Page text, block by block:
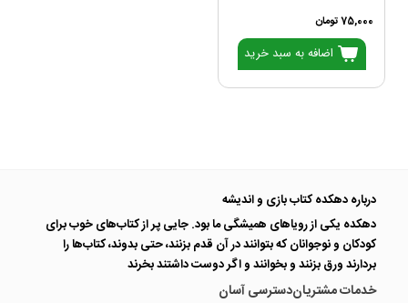
75,000 تومان
اضافه به سبد خرید
درباره دهکده کتاب بازی و اندیشه
دهکده یکی از رویاهای همیشگی ما بود. جایی پر از کتاب‌های خوب برای
کودکان و نوجوانان که بتوانند در آن قدم بزنند، حتی بدوند، کتاب‌ها را
بردارند ورق بزنند و بخوانند و اگر دوست داشتند بخرند
خدمات مشتریاندسترسی آسان